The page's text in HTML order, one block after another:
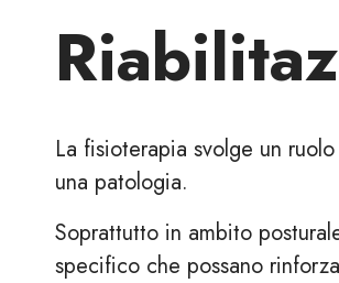
La fisioterapia svolge un
una patologia.
Soprattutto in ambito
specifico che possano